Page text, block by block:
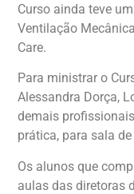
Curso ainda teve
Ventilação
Care.
Para ministrar o
Alessandra Dorça,
demais
prática, para sala
Os alunos que
aulas das diretoras